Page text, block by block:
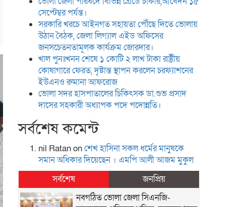
সেপ্টেম্বর পর্যন্ত।
সরকারি খরচে আইনগত সহায়তা পৌঁছে দিতে ভোলায়
উঠান বৈঠক, জেলা লিগ্যাল এইড অফিসের
জনসচেতনতামূলক কার্যক্রম জোরদার।
খাল পুনঃখনন শেষে ১ কোটি ২ লাখ টাকা রাষ্ট্রীয়
কোষাগারে ফেরত, দৃষ্টান্ত স্থাপন করলেন চরফ্যাশনের
ইউএনও রুমানা আফরোজ
ভোলা সদর হাসপাতালের চিকিৎসক ডা.শুভ প্রসাদ
দাসের সহকারী অধ্যাপক পদে পদোন্নতি।
সর্বশেষ কমেন্ট
nil Ratanonশেখ হা‌সিনা সকল ধ‌র্মের মানু‌ষকে
সমান অ‌ধিকার দি‌য়ে‌ছেন । এম‌পি আলী আজম মুকুল
সর্বশেষ
জনপ্রিয়
নবগঠিত ভোলা জেলা সিএনজি-